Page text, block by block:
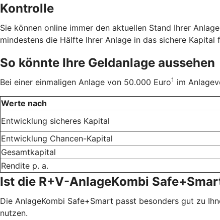
Kontrolle
Sie können online immer den aktuellen Stand Ihrer
mindestens die Hälfte Ihrer Anlage in das sichere Kapital
So könnte Ihre Geldanlage aussehen
Bei einer einmaligen Anlage von 50.000 Euro1 im
Werte nach
Entwicklung sicheres Kapital
Entwicklung Chancen-Kapital
Gesamtkapital
Rendite p. a.
Ist die R+V-AnlageKombi
Die AnlageKombi Safe+Smart passt besonders gut zu
nutzen.